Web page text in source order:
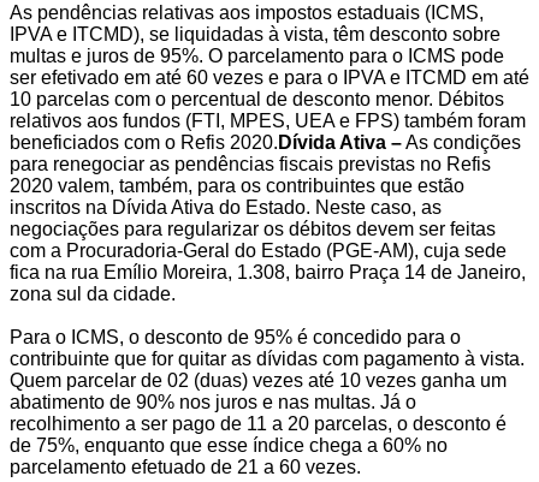
As pendências relativas aos impostos estaduais (ICMS,
IPVA e ITCMD), se liquidadas à vista, têm desconto sobre
multas e juros de 95%. O parcelamento para o ICMS pode
ser efetivado em até 60 vezes e para o IPVA e ITCMD em até
10 parcelas com o percentual de desconto menor. Débitos
relativos aos fundos (FTI, MPES, UEA e FPS) também foram
beneficiados com o Refis 2020. Dívida Ativa –As condições
para renegociar as pendências fiscais previstas no Refis
2020 valem, também, para os contribuintes que estão
inscritos na Dívida Ativa do Estado. Neste caso, as
negociações para regularizar os débitos devem ser feitas
com a Procuradoria-Geral do Estado (PGE-AM), cuja sede
fica na rua Emílio Moreira, 1.308, bairro Praça 14 de Janeiro,
zona sul da cidade.
Para o ICMS, o desconto de 95% é concedido para o
contribuinte que for quitar as dívidas com pagamento à vista.
Quem parcelar de 02 (duas) vezes até 10 vezes ganha um
abatimento de 90% nos juros e nas multas. Já o
recolhimento a ser pago de 11 a 20 parcelas, o desconto é
de 75%, enquanto que esse índice chega a 60% no
parcelamento efetuado de 21 a 60 vezes.